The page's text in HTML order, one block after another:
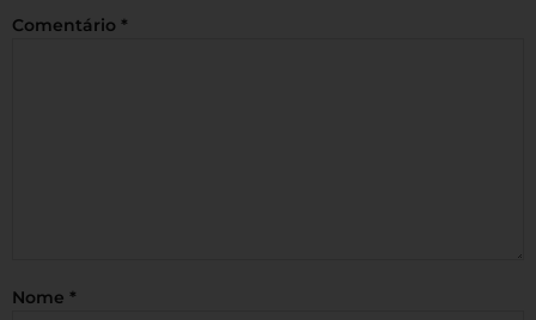
Comentário *
Nome *